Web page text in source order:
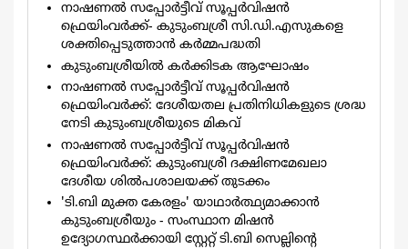
നാഷണൽ സപ്പോർട്ടീവ് സൂപ്പർവിഷൻ
ഫ്രെയിംവർക്ക്- കുടുംബശ്രീ സി.ഡി.എസുകളെ
ശക്തിപ്പെടുത്താൻ കർമ്മപദ്ധതി
കുടുംബശ്രീയിൽ കർക്കിടക ആഘോഷം
നാഷണൽ സപ്പോർട്ടീവ് സൂപ്പർവിഷൻ
ഫ്രെയിംവർക്ക്: ദേശീയതല പ്രതിനിധികളുടെ ശ്രദ്ധ
നേടി കുടുംബശ്രീയുടെ മികവ്
നാഷണല്‍ സപ്പോര്‍ട്ടീവ് സൂപ്പര്‍വിഷന്‍
ഫ്രെയിംവര്‍ക്ക്: കുടുംബശ്രീ ദക്ഷിണമേഖലാ
ദേശീയ ശില്‍പശാലയക്ക് തുടക്കം
'ടി.ബി മുക്ത കേരളം' യാഥാര്‍ത്ഥ്യമാക്കാന്‍
കുടുംബശ്രീയും - സംസ്ഥാന മിഷന്‍
ഉദ്യോഗസ്ഥര്‍ക്കായി സ്റ്റേറ്റ് ടി.ബി സെല്ലിന്‍റെ